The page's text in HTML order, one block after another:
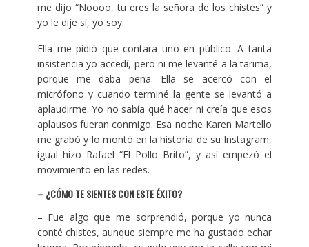
me dijo “Noooo, tu eres la señora de los chistes” y
yo le dije sí, yo soy.
Ella me pidió que contara uno en público. A tanta
insistencia yo accedí, pero ni me levanté a la tarima,
porque me daba pena. Ella se acercó con el
micrófono y cuando terminé la gente se levantó a
aplaudirme. Yo no sabía qué hacer ni creía que esos
aplausos fueran conmigo. Esa noche Karen Martello
me grabó y lo montó en la historia de su Instagram,
igual hizo Rafael “El Pollo Brito”, y así empezó el
movimiento en las redes.
– ¿CÓMO TE SIENTES CON ESTE ÉXITO?
– Fue algo que me sorprendió, porque yo nunca
conté chistes, aunque siempre me ha gustado echar